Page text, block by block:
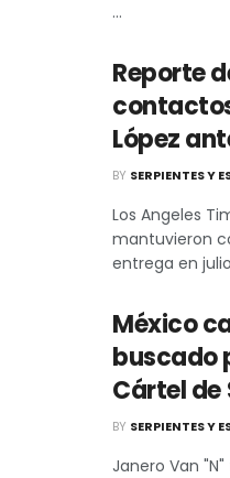
...
Reporte
López
BY SERPIENTES Y
Los Angeles
mantuvieron
entrega en
México
buscado
Cártel de
BY SERPIENTES Y
Janero Van